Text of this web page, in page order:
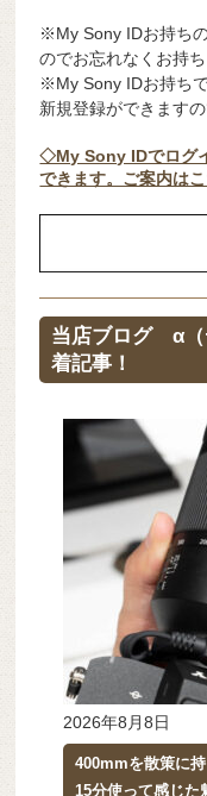
※My Sony IDお持ち
のでお忘れなくお持ち
※My Sony IDお持ち
新規登録ができます
◇My Sony IDでログ
できます。ご案内は
当店ブログ α（
着記事！
2026年8月8日
400mmを散策に
15分使って感じた